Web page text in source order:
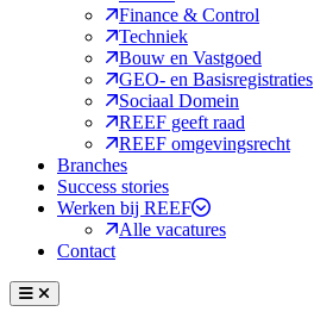
Finance & Control
Techniek
Bouw en Vastgoed
GEO- en Basisregistraties
Sociaal Domein
REEF geeft raad
REEF omgevingsrecht
Branches
Success stories
Werken bij REEF
Alle vacatures
Contact
Menu
Sluiten